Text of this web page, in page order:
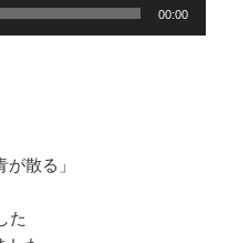
00:00
散る」
た